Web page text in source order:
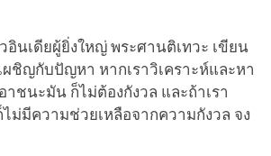
อินเดียผู้ยิ่งใหญ่ พระศานติเทวะ เขียน
ผชิญกับปัญหา หากเราวิเคราะห์และหา
าชนะมัน ก็ไม่ต้องกังวล และถ้าเรา
ม่มีความช่วยเหลือจากความกังวล จง